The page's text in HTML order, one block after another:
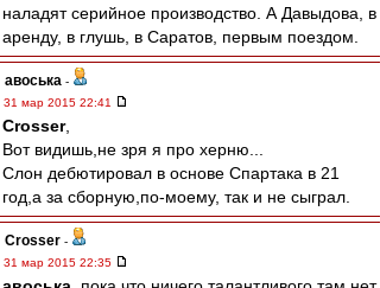
наладят серийное производство. А Давыдова, в
аренду, в глушь, в Саратов, первым поездом.
авоська -
31 мар 2015 22:41
Crosser,
Вот видишь,не зря я про херню...
Слон дебютировал в основе Спартака в 21
год,а за сборную,по-моему, так и не сыграл.
Crosser -
31 мар 2015 22:35